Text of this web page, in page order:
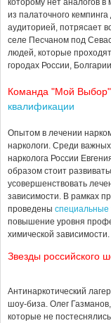
которому нет аналогов
из палаточного
аудиторией, потрясает
селе Песчаном под
людей, которые
городах России,
Команда "Мой Выбор"
квалификации
Опытом в лечении
наркологи. Среди
нарколога России
образом стоит
усовершенствовать
зависимости. В рамках
проведены специальные
повышение уровня
химической зависимости.
Звезды российского
Антинаркотический
шоу-биза. Олег
которые не